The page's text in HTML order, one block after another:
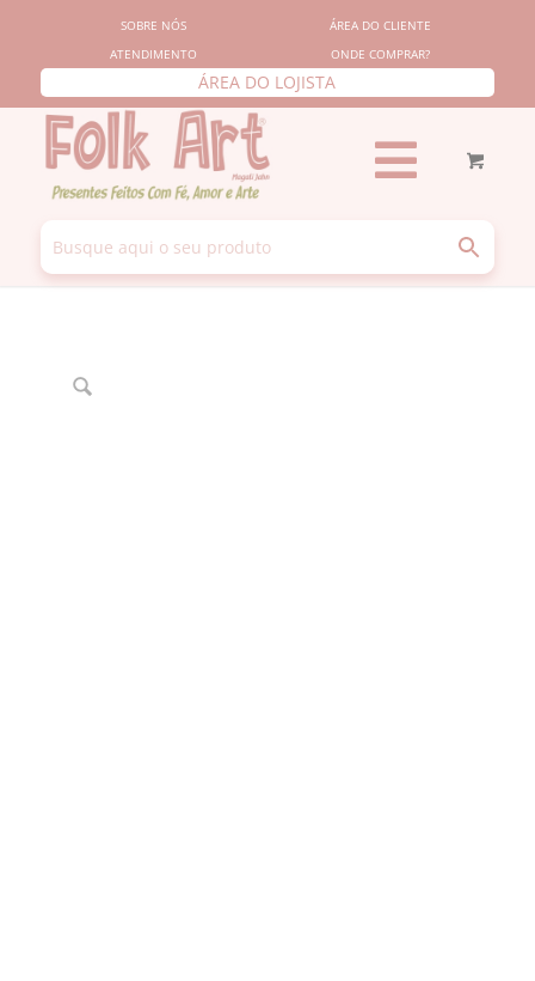
SOBRE NÓS
ÁREA DO CLIENTE
ATENDIMENTO
ONDE COMPRAR?
ÁREA DO LOJISTA